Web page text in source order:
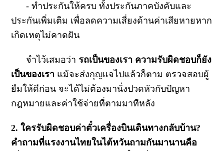
- ทำประกันให้ครบ ทั้งประกันภาคบังคับและ
ประกันเพิ่มเติม เพื่อลดความเสี่ยงด้านค่าเสียหายหาก
เกิดเหตุไม่คาดฝัน
จำไว้เสมอว่า รถเป็นของเรา ความรับผิดชอบก็ยัง
เป็นของเรา แม้จะส่งกุญแจไปแล้วก็ตาม ตรวจสอบผู้
ยืมให้ดีก่อน จะได้ไม่ต้องมานั่งปวดหัวกับปัญหา
กฎหมายและค่าใช้จ่ายที่ตามมาทีหลัง
2. ใครรับผิดชอบค่าตั๋วเครื่องบินเดินทางกลับบ้าน?
คำถามที่แรงงานไทยในไต้หวันถามกันมานานคือ